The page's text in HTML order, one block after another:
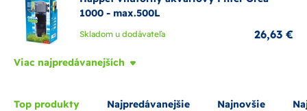
1000 - max.500L
Skladom u dodávateľa 26,63 €
Viac najpredávanejších
Top produkty Najpredávanejšie Najnovšie